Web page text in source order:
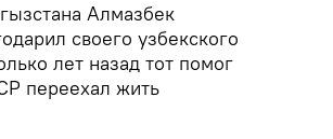
Алмазбек
своего узбекского
лет назад тот помог
переехал жить